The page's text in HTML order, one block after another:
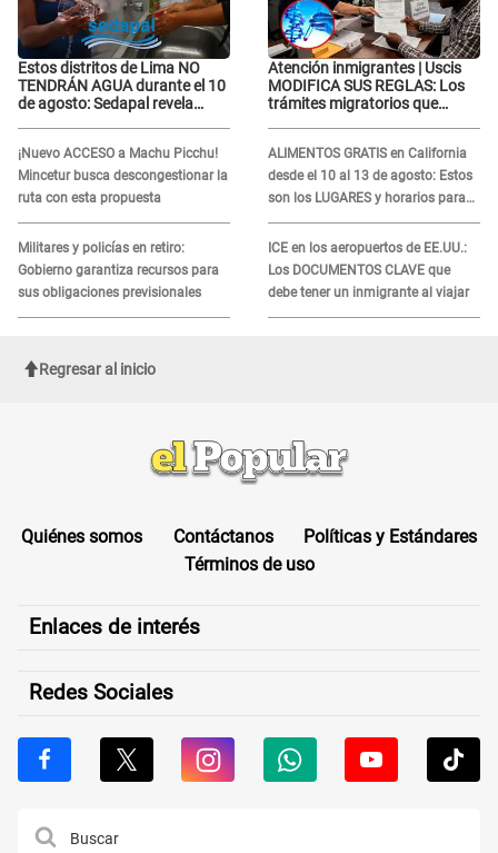
Estos distritos de Lima NO
TENDRÁN AGUA durante el 10
de agosto: Sedapal revela
¡Nuevo ACCESO a Machu Picchu!
Mincetur busca descongestionar la
ruta con esta propuesta
Militares y policías en retiro:
Gobierno garantiza recursos para
sus obligaciones previsionales
Atención inmigrantes | Uscis
MODIFICA SUS REGLAS: Los
trámites migratorios que
ALIMENTOS GRATIS en California
desde el 10 al 13 de agosto: Estos
son los LUGARES y horarios para
recibir la ayuda
ICE en los aeropuertos de EE.UU.:
Los DOCUMENTOS CLAVE que
debe tener un inmigrante al viajar
Regresar al inicio
Quiénes somos Contáctanos
Políticas y Estándares
Términos de uso
Enlaces de interés
Redes Sociales